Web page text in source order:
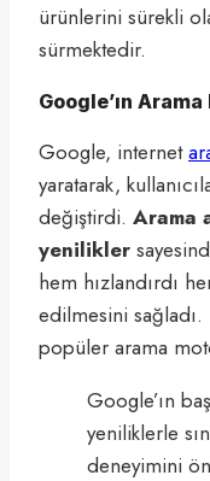
ürünlerini sürekli
sürmektedir.
Google’ın
Google, internet
yaratarak,
değiştirdi. Arama
yenilikler
hem hızlandırdı
edilmesini sağladı.
popüler arama
Google’ın
yeniliklerle
deneyimini